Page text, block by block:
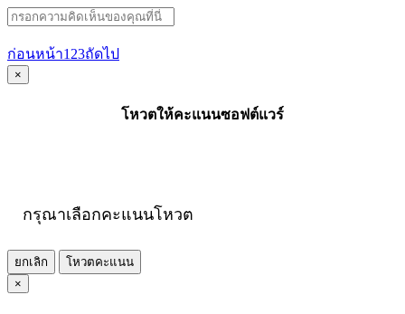
ก่อนหน้า1 23ถัดไป
×
โหวตให้คะแนนซอฟต์แวร์
กรุณาเลือกคะแนนโหวต
ยกเลิก
โหวตคะแนน
×